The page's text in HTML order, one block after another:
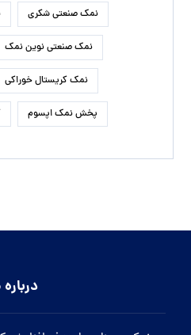
نمک صنعتی شکری
نمک صنعتی نوین نمک
نمک کریستال خوراکی
پخش نمک اپسوم
درباره